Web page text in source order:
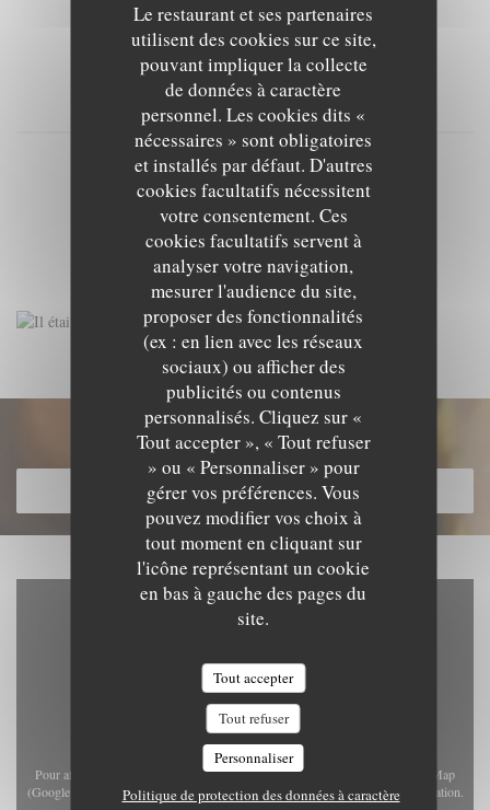
Le restaurant et ses partenaires
utilisent des cookies sur ce site,
pouvant impliquer la collecte
de données à caractère
personnel. Les cookies dits «
nécessaires » sont obligatoires
et installés par défaut. D'autres
cookies facultatifs nécessitent
votre consentement. Ces
cookies facultatifs servent à
analyser votre navigation,
mesurer l'audience du site,
proposer des fonctionnalités
(ex : en lien avec les réseaux
sociaux) ou afficher des
publicités ou contenus
personnalisés. Cliquez sur «
Tout accepter », « Tout refuser
» ou « Personnaliser » pour
gérer vos préférences. Vous
pouvez modifier vos choix à
tout moment en cliquant sur
l'icône représentant un cookie
en bas à gauche des pages du
site.
Tout accepter
Tout refuser
Personnaliser
Politique de protection des données à caractère
DÉCOUVRIR LE LIEU
Découvrir notre carte
DÉCOUVRIR NOTRE CARTE
Pour afficher la carte interactive Waze, vous devez accepter les cookies Waze Map
(Google). Ces cookies peuvent collecter des données de navigation et de localisation.